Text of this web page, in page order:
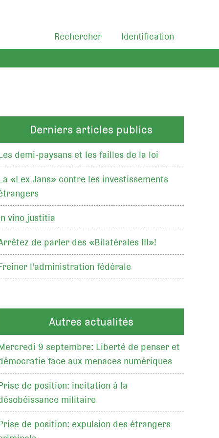
Identification
Rechercher
Derniers articles publics
demi-paysans et les failles de la loi
«Lex Jans» contre les investissements
vino justitia
de parler des «Bilatérales III»!
l'administration fédérale
Autres actualités
9 septembre: Liberté de penser et
face aux menaces numériques
de position: incitation à la
militaire
de position: expulsion des étrangers